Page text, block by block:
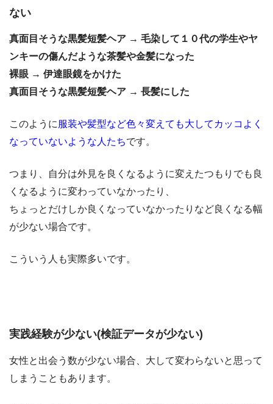
ない
真面目そうな黒髪短髪ヘア → 毛染して１０代の学生やヤ
ンキーの傷んだような茶髪や金髪になった
裸眼 → 伊達眼鏡をかけた
真面目そうな黒髪短髪ヘア → 長髪にした
このように 服装や髪型など色々変えても大してカッコよく
なっていないような人たちです。
つまり、自分は外見を良くなるように変えたつもりでも良
くなるように変わっていなかったり、
ちょっとだけしか良くなっていなかったりなど良くなる幅
が少ない場合です。
こういう人も実際多いです。
実践経験が少ない(検証データが少ない)
女性と出会う数が少ない場合、大して変わらないと思って
しまうこともあります。